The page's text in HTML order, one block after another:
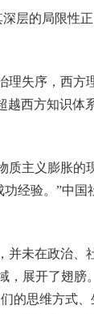
层的局限性
理失序，西方
越西方知识体
质主义膨胀的
经验。”中
并未在政治、
展开了翅膀
的思维方式